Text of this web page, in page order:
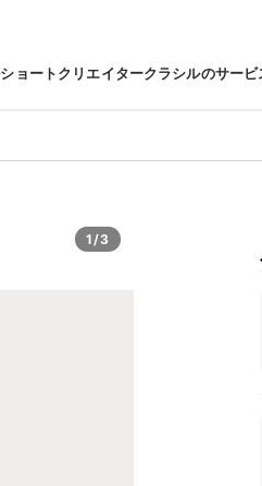
ョートクリエイタークラシルのサービ
1/3